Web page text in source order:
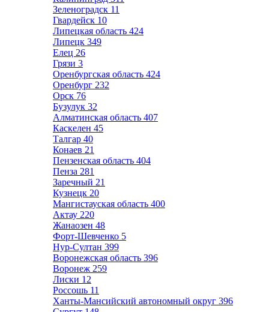
Зеленоградск 11
Гвардейск 10
Липецкая область 424
Липецк 349
Елец 26
Грязи 3
Оренбургская область 424
Оренбург 232
Орск 76
Бузулук 32
Алматинская область 407
Каскелен 45
Талгар 40
Конаев 21
Пензенская область 404
Пенза 281
Заречный 21
Кузнецк 20
Мангистауская область 400
Актау 220
Жанаозен 48
Форт-Шевченко 5
Нур-Султан 399
Воронежская область 396
Воронеж 259
Лиски 12
Россошь 11
Ханты-Мансийский автономный округ 396